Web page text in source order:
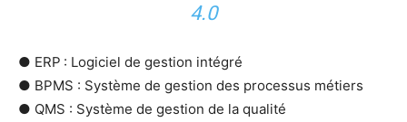
4.0
● ERP : Logiciel de gestion intégré
● BPMS : Système de gestion des processus métiers
● QMS : Système de gestion de la qualité